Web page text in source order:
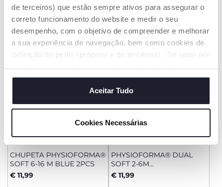
de terceiros) que estão sempre ativos para assegurar o
correto funcionamento do website e medir o seu
desempenho, com o objetivo de compreender e melhorar
a sua experiência de navegação, bem como cookies de
definição de perfis (próprios e de terceiros). Se optar por
cookies. Se quiser saber mais, alterar ou revogar o
consentimento de todos ou de alguns cookies, clique em
"mostrar detalhes". Ao fechar este aviso, está a
são necessários e essenciais para garantir o
funcionamento desta página.
Aceitar Tudo
Cookies Necessárias
ADICIONAR ADICIONAR
CHUPETA PHYSIOFORMA®
SOFT 6-16 M BLUE 2PCS
€ 11,99
PHYSIOFORMA® DUAL
SOFT 2-6M
ROSA/CINZENTO 2
UNIDADES
€ 11,99